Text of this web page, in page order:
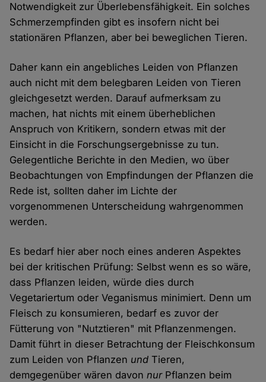
Notwendigkeit zur Überlebensfähigkeit. Ein solches
Schmerzempfinden gibt es insofern nicht bei
stationären Pflanzen, aber bei beweglichen Tieren.
Daher kann ein angebliches Leiden von Pflanzen
auch nicht mit dem belegbaren Leiden von Tieren
gleichgesetzt werden. Darauf aufmerksam zu
machen, hat nichts mit einem überheblichen
Anspruch von Kritikern, sondern etwas mit der
Einsicht in die Forschungsergebnisse zu tun.
Gelegentliche Berichte in den Medien, wo über
Beobachtungen von Empfindungen der Pflanzen die
Rede ist, sollten daher im Lichte der
vorgenommenen Unterscheidung wahrgenommen
werden.
Es bedarf hier aber noch eines anderen Aspektes
bei der kritischen Prüfung: Selbst wenn es so wäre,
dass Pflanzen leiden, würde dies durch
Vegetariertum oder Veganismus minimiert. Denn um
Fleisch zu konsumieren, bedarf es zuvor der
Fütterung von "Nutztieren" mit Pflanzenmengen.
Damit führt in dieser Betrachtung der Fleischkonsum
zum Leiden von Pflanzen und Tieren,
demgegenüber wären davonnurPflanzen beim